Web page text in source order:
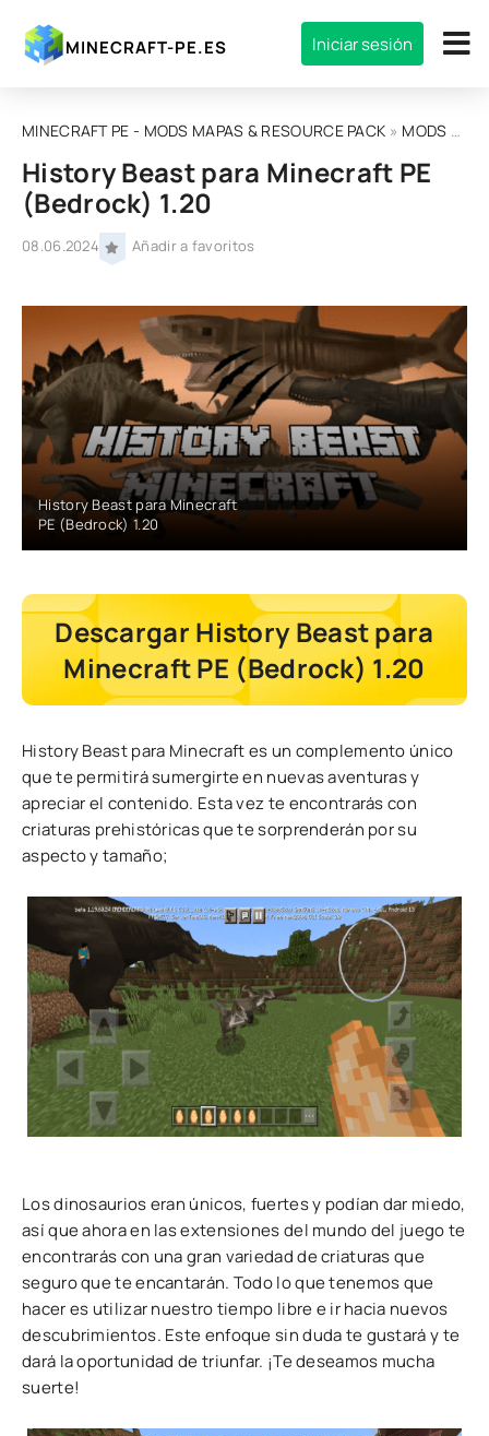
MINECRAFT-PE.ES Iniciar sesión
MINECRAFT PE - MODS MAPAS & RESOURCE PACK » MODS
History Beast para Minecraft PE
(Bedrock) 1.20
08.06.2024 Añadir a favoritos
History Beast para Minecraft
PE (Bedrock) 1.20
Descargar History Beast para
Minecraft PE (Bedrock) 1.20
History Beast para Minecraft es un complemento único
que te permitirá sumergirte en nuevas aventuras y
apreciar el contenido. Esta vez te encontrarás con
criaturas prehistóricas que te sorprenderán por su
aspecto y tamaño;
Los dinosaurios eran únicos, fuertes y podían dar miedo,
así que ahora en las extensiones del mundo del juego te
encontrarás con una gran variedad de criaturas que
seguro que te encantarán. Todo lo que tenemos que
hacer es utilizar nuestro tiempo libre e ir hacia nuevos
descubrimientos. Este enfoque sin duda te gustará y te
dará la oportunidad de triunfar. ¡Te deseamos mucha
suerte!